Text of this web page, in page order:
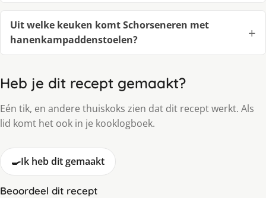
Uit welke keuken komt Schorseneren met
hanenkampaddenstoelen?
Heb je dit recept gemaakt?
Eén tik, en andere thuiskoks zien dat dit recept werkt. Als
lid komt het ook in je kooklogboek.
🍳Ik heb dit gemaakt
Beoordeel dit recept